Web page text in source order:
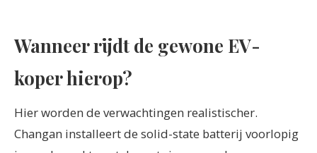
Wanneer rijdt de gewone EV-
koper hierop?
Hier worden de verwachtingen realistischer.
Changan installeert de solid-state batterij voorlopig